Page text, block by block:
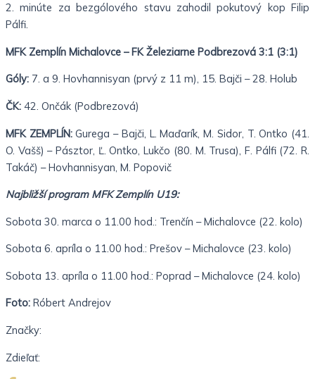
2. minúte za bezgólového stavu zahodil pokutový kop Filip
Pálfi.
MFK Zemplín Michalovce – FK Železiarne Podbrezová 3:1 (3:1)
Góly: 7. a 9. Hovhannisyan (prvý z 11 m), 15. Bajči – 28. Holub
ČK: 42. Ončák (Podbrezová)
MFK ZEMPLÍN:Gurega – Bajči, L. Maďarík, M. Sidor, T. Ontko (41.
O. Vašš) – Pásztor, Ľ. Ontko, Lukčo (80. M. Trusa), F. Pálfi (72. R.
Takáč) – Hovhannisyan, M. Popovič
Najbližší program MFK Zemplín U19:
Sobota 30. marca o 11.00 hod.: Trenčín – Michalovce (22. kolo)
Sobota 6. apríla o 11.00 hod.: Prešov – Michalovce (23. kolo)
Sobota 13. apríla o 11.00 hod.: Poprad – Michalovce (24. kolo)
Foto: Róbert Andrejov
Značky:
Zdieľať: